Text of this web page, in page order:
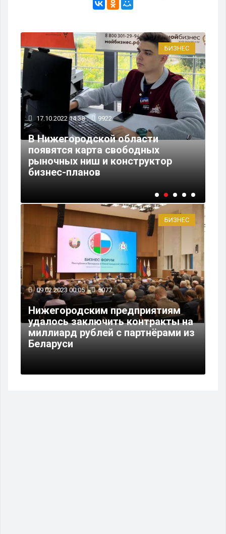
БИЗНЕС
17.10.2022 14:38 9922
В Нижегородской области
появятся карта свободных
рыночных ниш и конструктор
бизнес-планов
БИЗНЕС
09.02.2023 00:05 5077
Нижегородским предприятиям
удалось заключить контракты на
миллиард рублей с партнёрами из
Беларуси